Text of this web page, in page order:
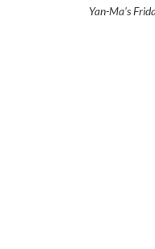
Yan-Ma's